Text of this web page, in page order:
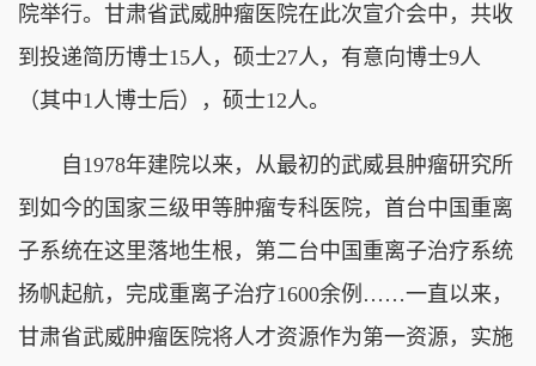
院举行。甘肃省武威肿瘤医院在此次宣介会中，共收
到投递简历博士15人，硕士27人，有意向博士9人
（其中1人博士后），硕士12人。
自1978年建院以来，从最初的武威县肿瘤研究所
到如今的国家三级甲等肿瘤专科医院，首台中国重离
子系统在这里落地生根，第二台中国重离子治疗系统
扬帆起航，完成重离子治疗1600余例……一直以来，
甘肃省武威肿瘤医院将人才资源作为第一资源，实施